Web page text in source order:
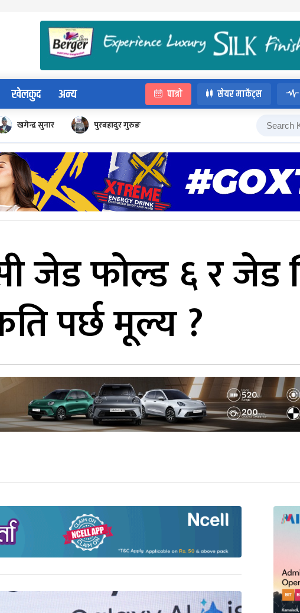
खेलकुद अन्य पात्रो सेयर मार्केट्स
खगेन्द्र सुनार पुरबहादुर गुरुङ
जेड फोल्ड ६ र जेड
पर्छ मूल्य ?